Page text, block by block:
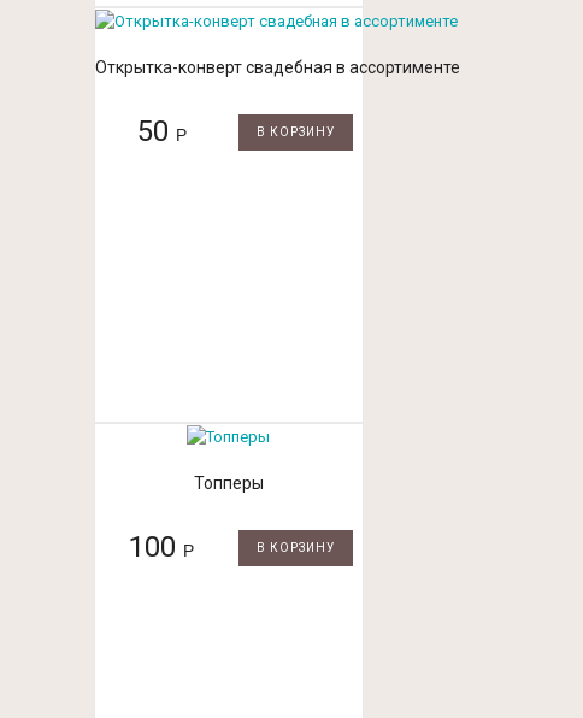
Открытка-конверт свадебная в ассортименте
50 Р В КОРЗИНУ
Топперы
100 Р В КОРЗИНУ